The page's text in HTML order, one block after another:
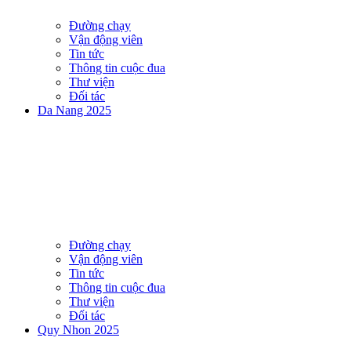
Đường chạy
Vận động viên
Tin tức
Thông tin cuộc đua
Thư viện
Đối tác
Da Nang 2025
Đường chạy
Vận động viên
Tin tức
Thông tin cuộc đua
Thư viện
Đối tác
Quy Nhon 2025